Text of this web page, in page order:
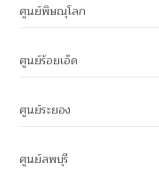
ศูนย์พิษณุโลก
ศูนย์ร้อยเอ็ด
ศูนย์ระยอง
ศูนย์ลพบุรี